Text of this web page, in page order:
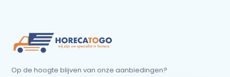
Op de hoogte blijven van onze aanbiedingen?